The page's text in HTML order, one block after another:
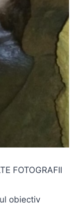
FOTOGRAFII
obiectiv